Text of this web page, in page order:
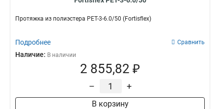
Протяжка из полиэстера PET-3-6.0/50 (Fortisflex)
Подробнее Сравнить
Наличие: В наличии
2 855,82 ₽
– +
В корзину